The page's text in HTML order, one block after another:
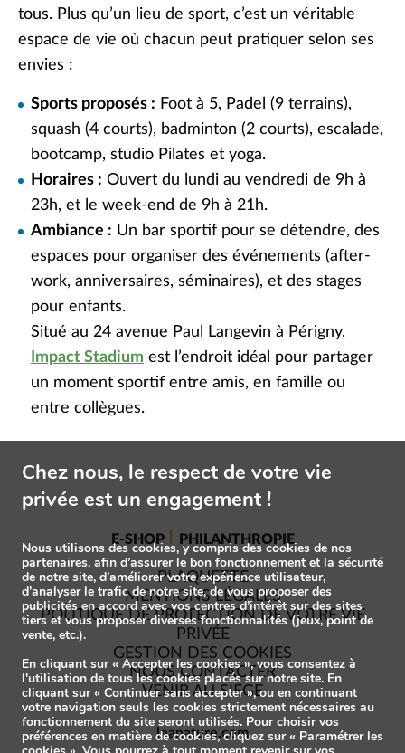
tous. Plus qu’un lieu de sport, c’est un véritable
espace de vie où chacun peut pratiquer selon ses
envies :
Sports proposés : Foot à 5, Padel (9 terrains),
squash (4 courts), badminton (2 courts), escalade,
bootcamp, studio Pilates et yoga.
Horaires : Ouvert du lundi au vendredi de 9h à
23h, et le week-end de 9h à 21h.
Ambiance : Un bar sportif pour se détendre, des
espaces pour organiser des événements (after-
work, anniversaires, séminaires), et des stages
pour enfants.
Situé au 24 avenue Paul Langevin à Périgny,
Impact Stadium est l’endroit idéal pour partager
un moment sportif entre amis, en famille ou
entre collègues.
E-SHOP PHILANTHROPIE
PLAQUETTE
MENTIONS LÉGALES
POLITIQUE DE PROTECTION DE VOTRE VIE
PRIVÉE
GESTION DES COOKIES
NOUS CONTACTER
VENIR AU SIÈGE
leanature.com
Chez nous, le respect de votre vie
privée est un engagement !
Nous utilisons des cookies, y compris des cookies de nos
partenaires, afin d’assurer le bon fonctionnement et la sécurité
de notre site, d’améliorer votre expérience utilisateur,
d’analyser le trafic de notre site, de vous proposer des
publicités en accord avec vos centres d’intérêt sur des sites
tiers et vous proposer diverses fonctionnalités (jeux, point de
vente, etc.).
En cliquant sur « Accepter les cookies », vous consentez à
l'utilisation de tous les cookies placés sur notre site. En
cliquant sur « Continuer sans accepter », ou en continuant
votre navigation seuls les cookies strictement nécessaires au
fonctionnement du site seront utilisés. Pour choisir vos
préférences en matière de cookies, cliquez sur « Paramétrer les